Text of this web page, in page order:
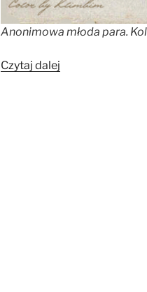
Anonimowa młoda para.
Czytaj dalej